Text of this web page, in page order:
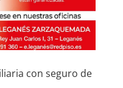
con seguro de